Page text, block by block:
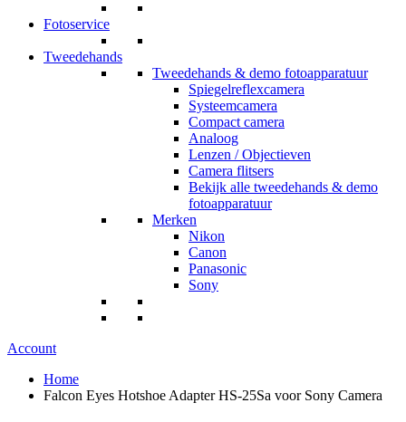
Fotoservice
Tweedehands
Tweedehands & demo fotoapparatuur
Spiegelreflexcamera
Systeemcamera
Compact camera
Analoog
Lenzen / Objectieven
Camera flitsers
Bekijk alle tweedehands & demo
fotoapparatuur
Merken
Nikon
Canon
Panasonic
Sony
Account
Home
Falcon Eyes Hotshoe Adapter HS-25Sa voor Sony Camera